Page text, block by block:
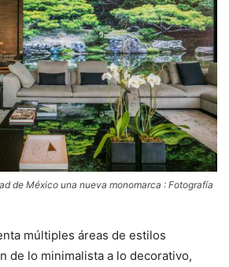
de México una nueva monomarca : Fotografía
múltiples áreas de estilos
de lo minimalista a lo decorativo,